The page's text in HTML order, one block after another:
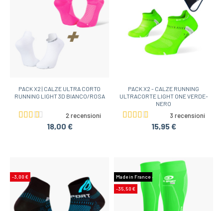
PACK X2 | CALZE ULTRA CORTO
RUNNING LIGHT 3D BIANCO/ROSA
2 recensioni
18,00 €
PACK X2 - CALZE RUNNING
ULTRACORTE LIGHT ONE VERDE-
NERO
3 recensioni
15,95 €
-3,00 €
Made in France
-35,50 €